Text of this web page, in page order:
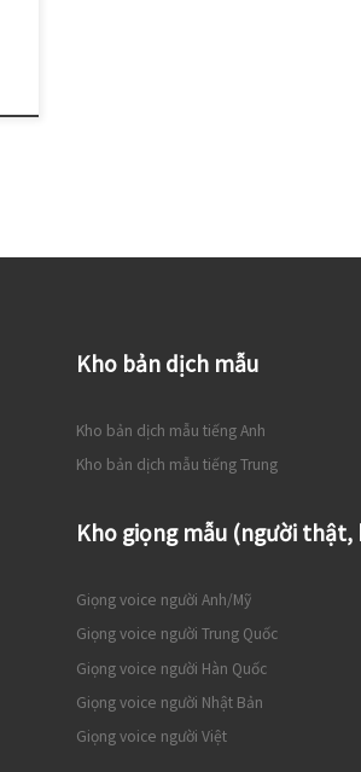
Kho bản dịch mẫu
Kho bản dịch mẫu tiếng Anh
Kho bản dịch mẫu tiếng Trung
Kho giọng mẫu (người thật,
Giọng voice người Anh/Mỹ
Giọng voice người Trung Quốc
Giọng voice người Hàn Quốc
Giọng voice người Nhật Bản
Giọng voice người Việt